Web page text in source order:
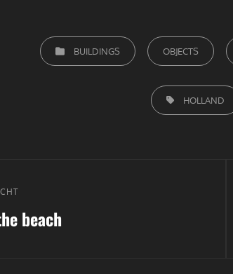
CATEGORIEËN
BUILDINGS OBJECTS
TAGS,
HOLLAND
beach